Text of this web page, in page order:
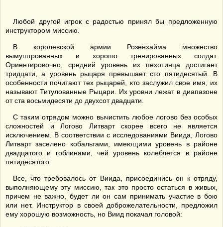
Любой другой игрок с радостью принял бы предложенную
инструктором миссию.
В королевской армии Розенхайма множество
вымуштрованных и хорошо тренированных солдат.
Ориентировочно, средний уровень их пехотинца достигает
тридцати, а уровень рыцаря превышает сто пятидесятый. В
особенности почитают тех рыцарей, кто заслужил свое имя, их
называют Титулованные Рыцари. Их уровни лежат в диапазоне
от ста восьмидесяти до двухсот двадцати.
С таким отрядом можно вычистить любое логово без особых
сложностей и Логово Литварт скорее всего не является
исключением. В соответствии с исследованиями Виида, Логово
Литварт заселено кобальтами, имеющими уровень в районе
двадцатого и гоблинами, чей уровень колеблется в районе
пятидесятого.
Все, что требовалось от Виида, присоединись он к отряду,
выполняющему эту миссию, так это просто остаться в живых,
причем не важно, будет ли он сам принимать участие в бою
или нет. Инструктор в своей доброжелательности, предложил
ему хорошую возможность, но Виид покачал головой: